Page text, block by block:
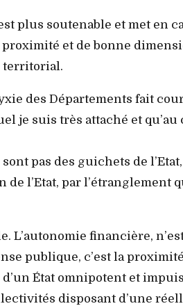
plus soutenable et met en
et de bonne
territorial.
des Départements fait
je suis très attaché et
pas des guichets de
de l’Etat, par l’étranglement
L’autonomie financière,
publique, c’est la
État omnipotent et
disposant d’une